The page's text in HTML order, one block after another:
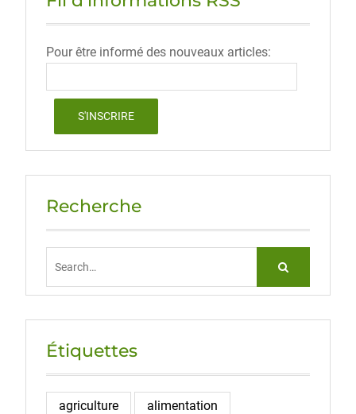
Pour être informé des nouveaux articles:
Recherche
Étiquettes
agriculture alimentation